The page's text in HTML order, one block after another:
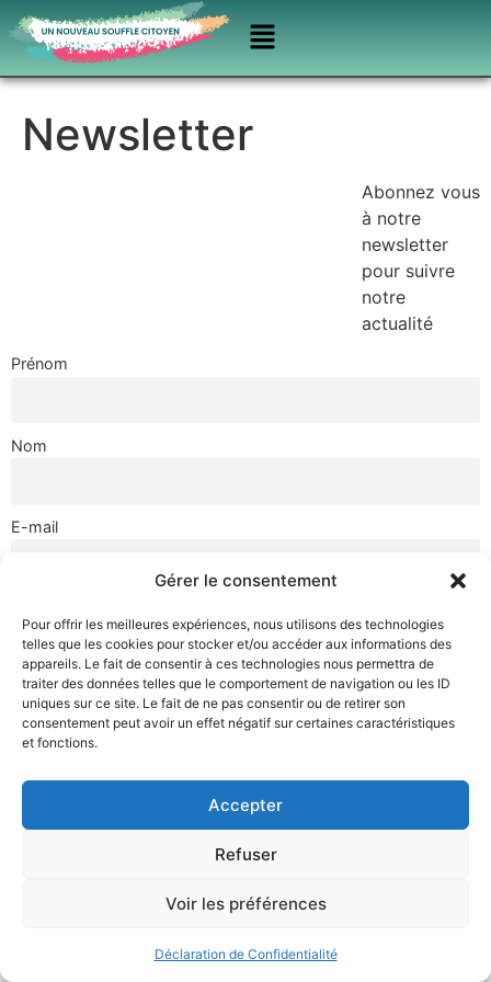
Gérer le consentement
Pour offrir les meilleures expériences, nous utilisons des technologies
telles que les cookies pour stocker et/ou accéder aux informations des
appareils. Le fait de consentir à ces technologies nous permettra de
traiter des données telles que le comportement de navigation ou les ID
uniques sur ce site. Le fait de ne pas consentir ou de retirer son
consentement peut avoir un effet négatif sur certaines caractéristiques
et fonctions.
Accepter
Refuser
Voir les préférences
Déclaration de Confidentialité
Newsletter
Abonnez vous
à notre
newsletter
pour suivre
notre
actualité
Prénom
Nom
E-mail
consulter via ce lien.
Déclaration de Confidentialité
Nous contacter